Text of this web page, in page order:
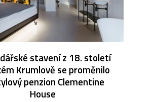
stavení z 18. století
Krumlově se proměnilo
penzion Clementine
House